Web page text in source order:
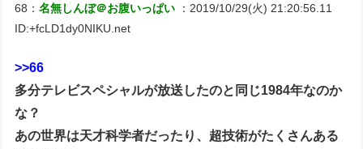
68：名無しんぼ＠お腹いっぱい
：2019/10/29(火) 21:20:56.11
ID:+fcLD1dy0NIKU.net
>>66
多分テレビスペシャルが放送したのと同じ1984年なのか
な？
あの世界は天才科学者だったり、超技術がたくさんある